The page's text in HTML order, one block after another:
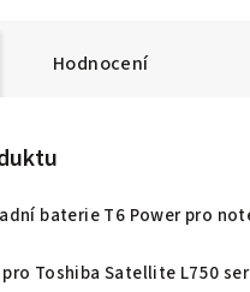
Hodnocení
baterie T6 Power pro
Toshiba Satellite L750